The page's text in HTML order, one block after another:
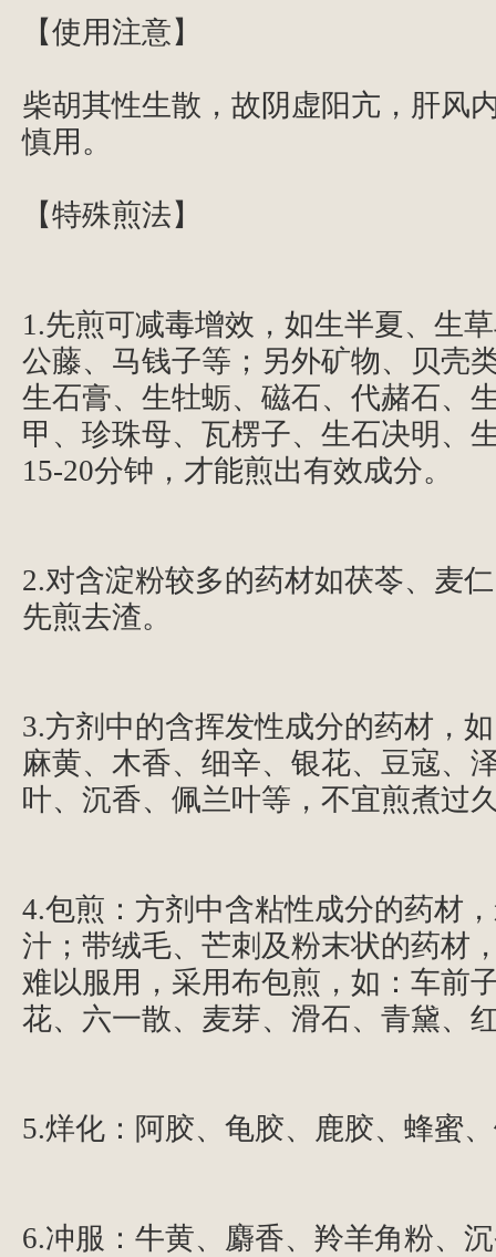
【使用注意】
柴胡其性生散，故阴虚阳亢，肝风
慎用。
【特殊煎法】
1.先煎可减毒增效，如生半夏、生
公藤、马钱子等；另外矿物、贝壳
生石膏、生牡蛎、磁石、代赭石、
甲、珍珠母、瓦楞子、生石决明、
15-20分钟，才能煎出有效成分。
2.对含淀粉较多的药材如茯苓、麦
先煎去渣。
3.方剂中的含挥发性成分的药材，
麻黄、木香、细辛、银花、豆寇、
叶、沉香、佩兰叶等，不宜煎煮过
4.包煎：方剂中含粘性成分的药材
汁；带绒毛、芒刺及粉末状的药材
难以服用，采用布包煎，如：车前
花、六一散、麦芽、滑石、青黛、
5.烊化：阿胶、龟胶、鹿胶、蜂蜜
6.冲服：牛黄、麝香、羚羊角粉、